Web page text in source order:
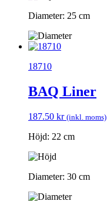
Diameter: 25 cm
18710
BAQ Liner
187.50 kr (inkl. moms)
Höjd: 22 cm
Diameter: 30 cm